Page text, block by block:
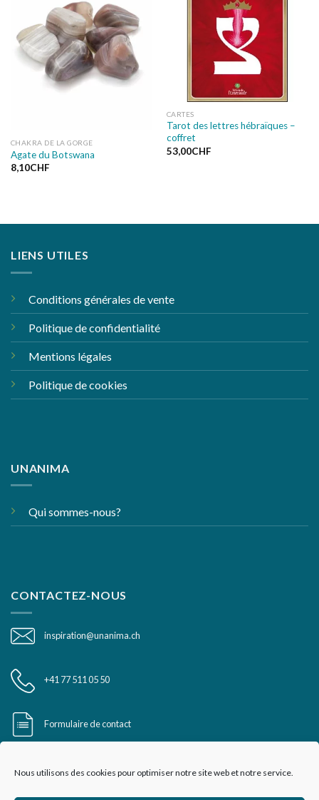
Nous utilisons des cookies pour optimiser notre site web et notre service.
à la liste
de
souhaits
CHAKRA DE LA GORGE
Agate du Botswana
8,10CHF
à la liste
CARTES
Tarot des lettres hébraïques –
coffret
53,00CHF
LIENS UTILES
Conditions générales de vente
Politique de confidentialité
Mentions légales
Politique de cookies
UNANIMA
Qui sommes-nous?
CONTACTEZ-NOUS
inspiration@unanima.ch
+41 77 511 05 50
Formulaire de contact